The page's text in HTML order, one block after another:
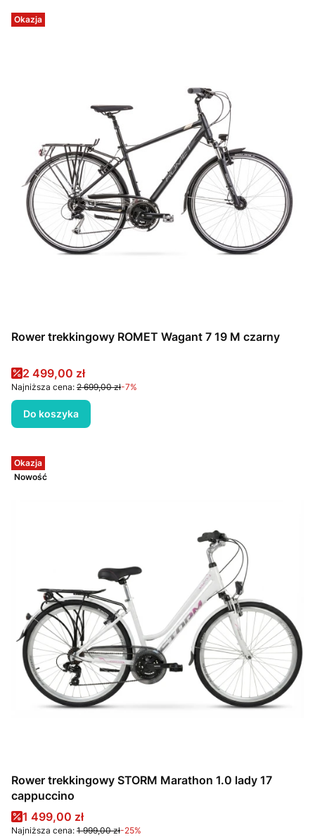
Okazja
Rower trekkingowy ROMET Wagant 7 19 M czarny
Cena promocyjna
2 499,00 zł
Najniższa cena: 2 699,00 zł-7%
Do koszyka
Okazja
Nowość
Rower trekkingowy STORM Marathon 1.0 lady 17
cappuccino
Cena promocyjna
1 499,00 zł
Najniższa cena: 1 999,00 zł-25%